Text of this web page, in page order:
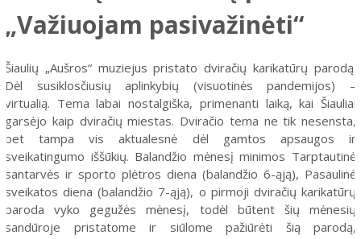
Virtualiosios parodos
(Ne)nutraukiama!“
1991 m. Sausio 13-osios įvykių Šiauliuose dokumentacija
Šiauliečių fotoreportažai iš sostinės Vilniaus gynybos
Neramios 1991-ųjų sausio dienos Kaune
1991 m. Sausio 13-osios aukų laidotuvės
1991 m. sausio dienomis šiauliečių sukurti skelbimai,
piešiniai ir plakatai
„Važiuojam pasivažinėti“
Šiaulių „Aušros“ muziejus pristato dviračių karikatūrų parodą.
Dėl susiklosčiusių aplinkybių (visuotinės pandemijos) –
virtualią. Tema labai nostalgiška, primenanti laiką, kai Šiauliai
garsėjo kaip dviračių miestas. Dviračio tema ne tik nesensta,
bet tampa vis aktualesnė dėl gamtos apsaugos ir
sveikatingumo iššūkių. Balandžio mėnesį minimos Tarptautinė
santarvės ir sporto plėtros diena (balandžio 6-ąją), Pasaulinė
sveikatos diena (balandžio 7-ąją), o pirmoji dviračių karikatūrų
paroda vyko gegužės mėnesį, todėl būtent šių mėnesių
sandūroje pristatome ir siūlome pažiūrėti šią parodą,